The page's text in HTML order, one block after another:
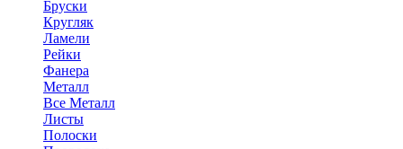
Бруски
Кругляк
Ламели
Рейки
Фанера
Металл
Все Металл
Листы
Полоски